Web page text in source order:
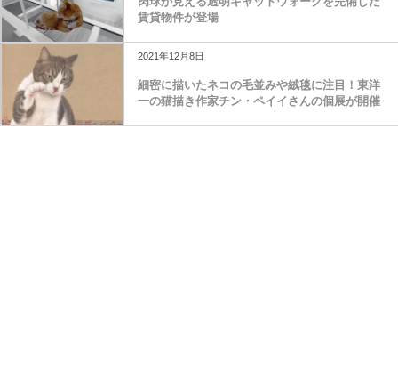
賃貸物件が登場
2021年12月8日
細密に描いたネコの毛並みや絨毯に注目！東洋
一の猫描き作家チン・ペイイさんの個展が開催